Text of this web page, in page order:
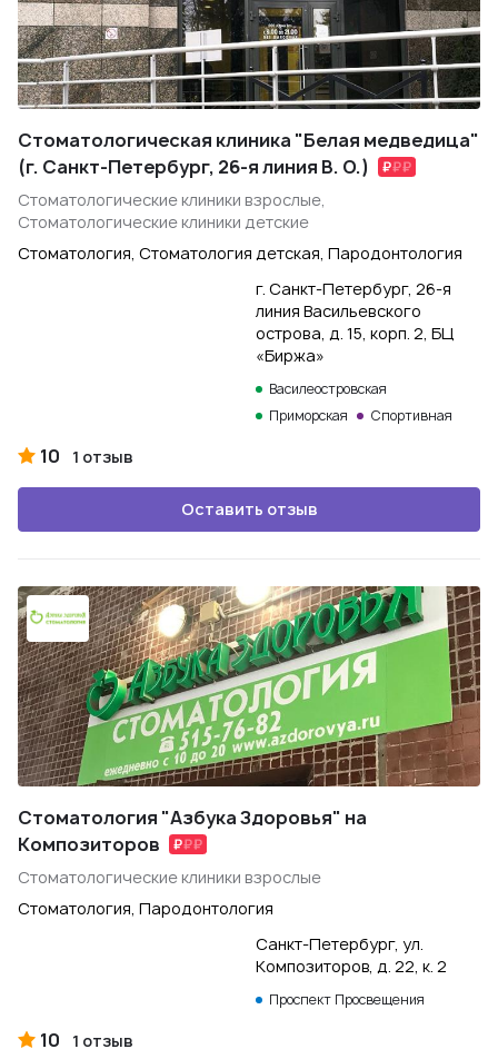
Стоматологическая клиника "Белая медведица"
(г. Санкт-Петербург, 26-я линия В. О.)
Стоматологические клиники взрослые,
Стоматологические клиники детские
Стоматология, Стоматология детская, Пародонтология
г. Санкт-Петербург, 26-я
линия Васильевского
острова, д. 15, корп. 2, БЦ
«Биржа»
Василеостровская
Приморская
Спортивная
10 1 отзыв
Оставить отзыв
Стоматология "Азбука Здоровья" на
Композиторов
Стоматологические клиники взрослые
Стоматология, Пародонтология
Санкт-Петербург, ул.
Композиторов, д. 22, к. 2
Проспект Просвещения
10 1 отзыв